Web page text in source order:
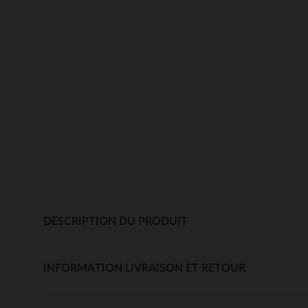
DESCRIPTION DU PRODUIT
INFORMATION LIVRAISON ET RETOUR